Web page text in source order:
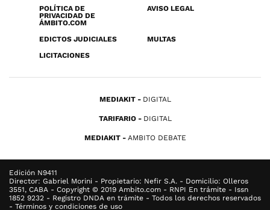
POLÍTICA DE
PRIVACIDAD DE
ÁMBITO.COM
AVISO LEGAL
EDICTOS JUDICIALES
MULTAS
LICITACIONES
MEDIAKIT DIGITAL
TARIFARIO DIGITAL
MEDIAKIT AMBITO DEBATE
Edición N9411
Director: Gabriel Morini - Propietario: Nefir S.A. - Domicilio: Olleros
3551, CABA - Copyright © 2019 Ambito.com - RNPI En trámite - Issn
1852 9232 - Registro DNDA en trámite - Todos los derechos reservados
- Términos y condiciones de uso